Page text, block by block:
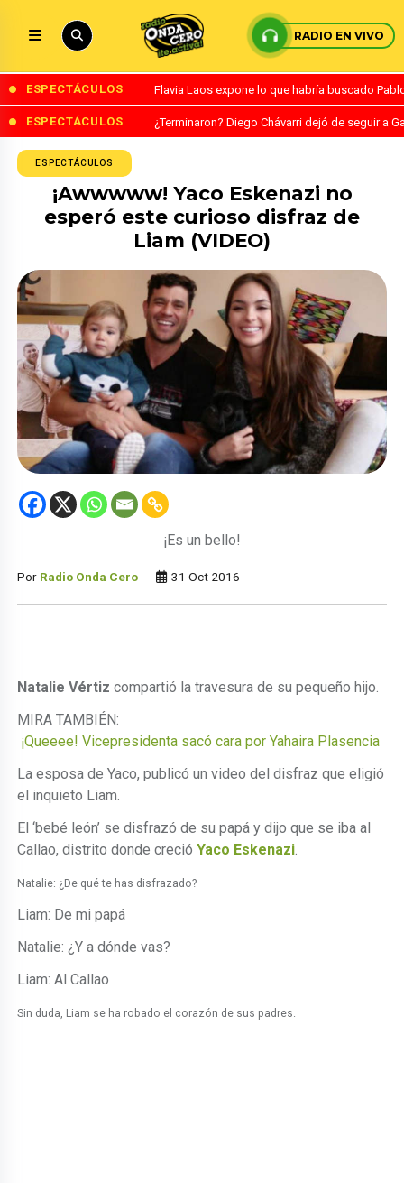
RADIO EN VIVO
ESPECTÁCULOS Flavia Laos expone lo que habría buscado
ESPECTÁCULOS ¿Terminaron? Diego Chávarri dejó de seguir a
ESPECTÁCULOS
¡Awwwww! Yaco Eskenazi no
esperó este curioso disfraz de
Liam (VIDEO)
¡Es un bello!
Por Radio Onda Cero 31 Oct 2016
Natalie Vértiz compartió la travesura de su pequeño hijo.
MIRA TAMBIÉN:
¡Queeee! Vicepresidenta sacó cara por Yahaira Plasencia
La esposa de Yaco, publicó un video del disfraz que eligió
el inquieto Liam.
El ‘bebé león’ se disfrazó de su papá y dijo que se iba al
Callao, distrito donde crecióYaco Eskenazi
Natalie: ¿De qué te has disfrazado?
Liam: De mi papá
Natalie: ¿Y a dónde vas?
Liam: Al Callao
Sin duda, Liam se ha robado el corazón de sus padres.